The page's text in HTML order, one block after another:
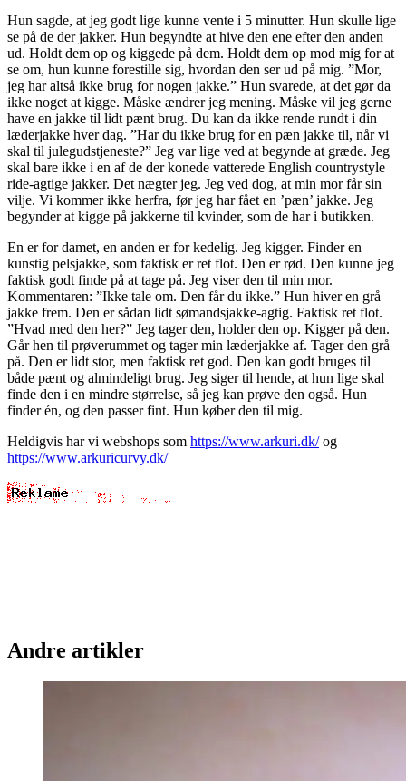
Hun sagde, at jeg godt lige kunne vente i 5 minutter. Hun skulle lige
se på de der jakker. Hun begyndte at hive den ene efter den anden
ud. Holdt dem op og kiggede på dem. Holdt dem op mod mig for at
se om, hun kunne forestille sig, hvordan den ser ud på mig. ”Mor,
jeg har altså ikke brug for nogen jakke.” Hun svarede, at det gør da
ikke noget at kigge. Måske ændrer jeg mening. Måske vil jeg gerne
have en jakke til lidt pænt brug. Du kan da ikke rende rundt i din
læderjakke hver dag. ”Har du ikke brug for en pæn jakke til, når vi
skal til julegudstjeneste?” Jeg var lige ved at begynde at græde. Jeg
skal bare ikke i en af de der konede vatterede English countrystyle
ride-agtige jakker. Det nægter jeg. Jeg ved dog, at min mor får sin
vilje. Vi kommer ikke herfra, før jeg har fået en ’pæn’ jakke. Jeg
begynder at kigge på jakkerne til kvinder, som de har i butikken.
En er for damet, en anden er for kedelig. Jeg kigger. Finder en
kunstig pelsjakke, som faktisk er ret flot. Den er rød. Den kunne jeg
faktisk godt finde på at tage på. Jeg viser den til min mor.
Kommentaren: ”Ikke tale om. Den får du ikke.” Hun hiver en grå
jakke frem. Den er sådan lidt sømandsjakke-agtig. Faktisk ret flot.
”Hvad med den her?” Jeg tager den, holder den op. Kigger på den.
Går hen til prøverummet og tager min læderjakke af. Tager den grå
på. Den er lidt stor, men faktisk ret god. Den kan godt bruges til
både pænt og almindeligt brug. Jeg siger til hende, at hun lige skal
finde den i en mindre størrelse, så jeg kan prøve den også. Hun
finder én, og den passer fint. Hun køber den til mig.
Heldigvis har vi webshops som https://www.arkuri.dk/og
https://www.arkuricurvy.dk/
Andre artikler